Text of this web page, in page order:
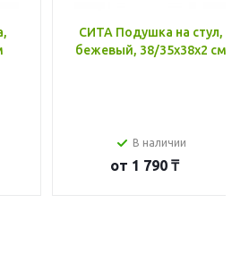
СИТА Подушка на стул,
бежевый, 38/35x38x2 см
В наличии
от 1 790 ₸